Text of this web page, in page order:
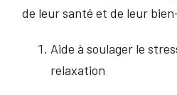
de leur santé et de leur
Aide à soulager le
relaxation